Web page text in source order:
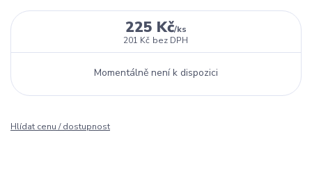
225 Kč/ks
201 Kč bez DPH
Momentálně není k dispozici
Hlídat cenu / dostupnost